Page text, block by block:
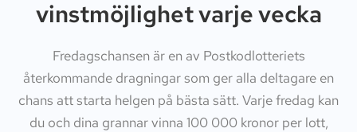
vinstmöjlighet varje vecka
Fredagschansen är en av Postkodlotteriets
återkommande dragningar som ger alla deltagare en
chans att starta helgen på bästa sätt. Varje fredag kan
du och dina grannar vinna 100 000 kronor per lott,